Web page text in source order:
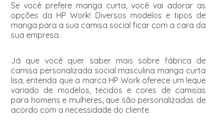
Se você prefere manga curta, você vai adorar as
opções da HP Work! Diversos modelos e tipos de
manga para a sua camisa social ficar com a cara da
sua empresa.
Já que você quer saber mais sobre fábrica de
camisa personalizada social masculina manga curta
lisa, entenda que a marca HP Work oferece um leque
variado de modelos, tecidos e cores de camisas
para homens e mulheres, que são personalizadas de
acordo com a necessidade do cliente.